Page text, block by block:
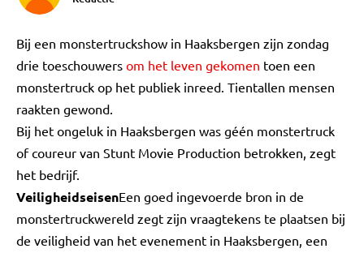
Bij een monstertruckshow in Haaksbergen zijn zondag
drie toeschouwers om het leven gekomen toen een
monstertruck op het publiek inreed. Tientallen mensen
raakten gewond.
Bij het ongeluk in Haaksbergen was géén monstertruck
of coureur van Stunt Movie Production betrokken, zegt
het bedrijf.
VeiligheidseisenEen goed ingevoerde bron in de
monstertruckwereld zegt zijn vraagtekens te plaatsen bij
de veiligheid van het evenement in Haaksbergen, een